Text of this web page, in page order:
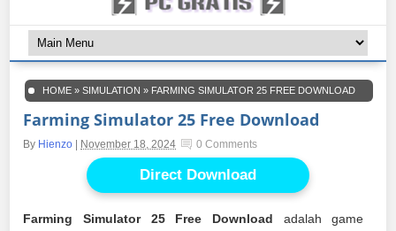
HOME »SIMULATION » FARMING SIMULATOR 25 FREE DOWNLOAD
Farming Simulator 25 Free Download
By Hienzo November 18, 2024 0 Comments
Direct Download
Farming Simulator 25 Free Download adalah game